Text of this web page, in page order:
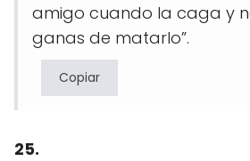
amigo cuando la caga y
ganas de matarlo”.
Copiar
25.